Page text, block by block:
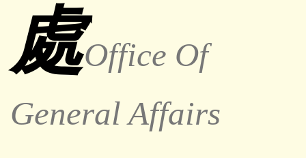
處Office Of
General Affairs